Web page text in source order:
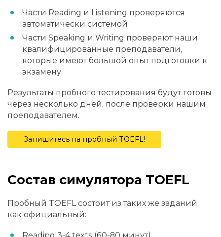
Части Reading и Listening проверяются
автоматически системой
Части Speaking и Writing проверяют наши
квалифицированные преподаватели,
которые имеют большой опыт подготовки к
экзамену
Результаты пробного тестирования будут готовы
через несколько дней, после проверки нашим
преподавателем.
Запишитесь на пробный TOEFL!
Состав симулятора TOEFL
Пробный TOEFL состоит из таких же заданий,
как официальный: